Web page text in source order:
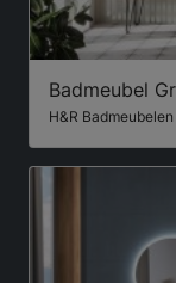
Badmeubel
H&R Badmeubelen